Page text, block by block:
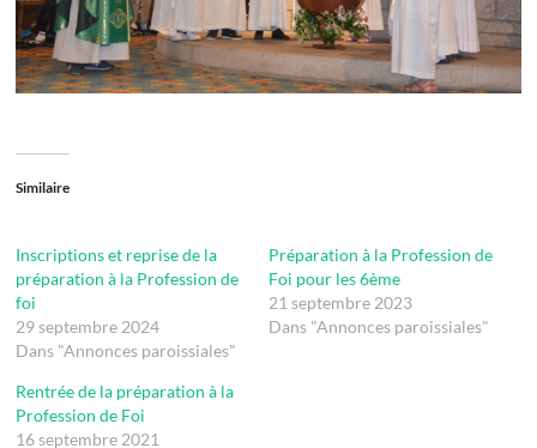
Similaire
Inscriptions et reprise de la
préparation à la Profession de
foi
29 septembre 2024
Dans "Annonces paroissiales"
Préparation à la Profession de
Foi pour les 6ème
21 septembre 2023
Dans "Annonces paroissiales"
Rentrée de la préparation à la
Profession de Foi
16 septembre 2021